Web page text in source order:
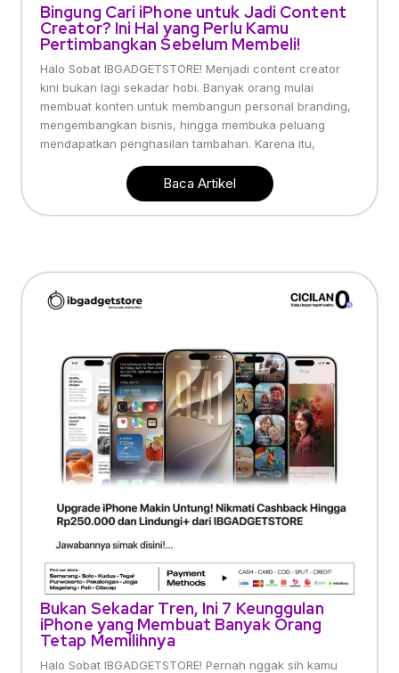
Bingung Cari iPhone untuk Jadi Content
Creator? Ini Hal yang Perlu Kamu
Pertimbangkan Sebelum Membeli!
Halo Sobat IBGADGETSTORE! Menjadi content creator
kini bukan lagi sekadar hobi. Banyak orang mulai
membuat konten untuk membangun personal branding,
mengembangkan bisnis, hingga membuka peluang
mendapatkan penghasilan tambahan. Karena itu,
Baca Artikel
Bukan Sekadar Tren, Ini 7 Keunggulan
iPhone yang Membuat Banyak Orang
Tetap Memilihnya
Halo Sobat IBGADGETSTORE! Pernah nggak sih kamu